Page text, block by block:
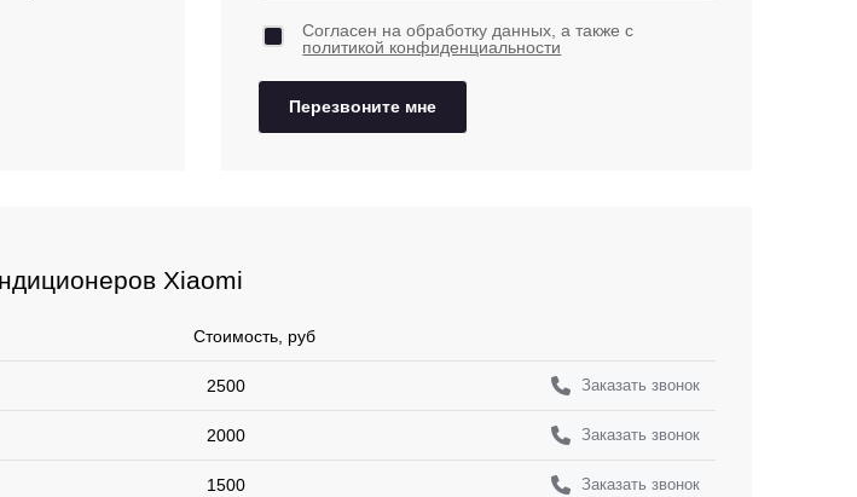
Согласен на обработку данных, а также с
политикой конфиденциальности
Перезвоните мне
Xiaomi
Стоимость, руб
2500 Заказать звонок
2000 Заказать звонок
1500 Заказать звонок